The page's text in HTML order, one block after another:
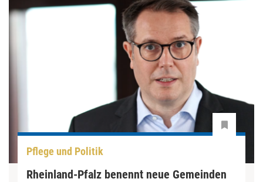
Pflege und Politik
Rheinland-Pfalz benennt neue Gemeinden